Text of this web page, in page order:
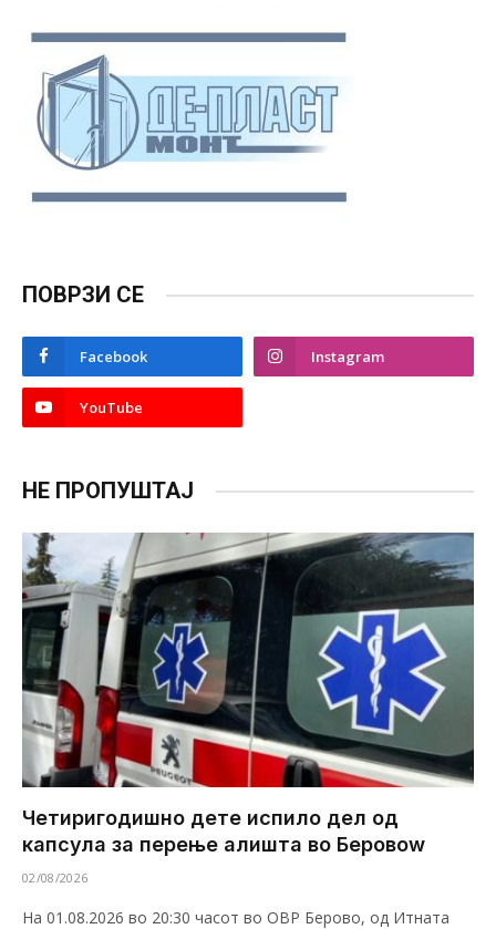
ПОВРЗИ СЕ
Facebook Instagram
YouTube
НЕ ПРОПУШТАЈ
Четиригодишно дете испило дел од
капсула за перење алишта во Беровоw
02/08/2026
На 01.08.2026 во 20:30 часот во ОВР Берово, од Итната